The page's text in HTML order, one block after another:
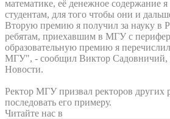
математике, её денежное содержание я
студентам, для того чтобы они и
Вторую премию я получил за науку в
ребятам, приехавшим в МГУ с
образовательную премию я
МГУ", - сообщил Виктор Садовничий,
Новости.
Ректор МГУ призвал ректоров других
последовать его примеру.
Читайте нас в